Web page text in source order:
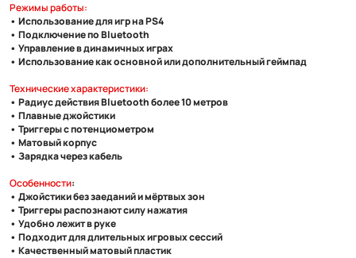
Режимы работы:
• Использование для игр на PS4
• Подключение по Bluetooth
• Управление в динамичных играх
• Использование как основной или дополнительный геймпад
Технические характеристики:
• Радиус действия Bluetooth более 10 метров
• Плавные джойстики
• Триггеры с потенциометром
• Матовый корпус
• Зарядка через кабель
Особенности:
• Джойстики без заеданий и мёртвых зон
• Триггеры распознают силу нажатия
• Удобно лежит в руке
• Подходит для длительных игровых сессий
• Качественный матовый пластик